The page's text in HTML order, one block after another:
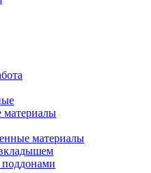
материалы
материалы